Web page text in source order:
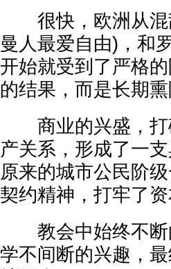
很快，欧洲从混
曼人最爱自由)，和
开始就受到了严格
的结果，而是长期
商业的兴盛，打
产关系，形成了一
原来的城市公民阶
契约精神，打牢了
教会中始终不断
学不间断的兴趣，